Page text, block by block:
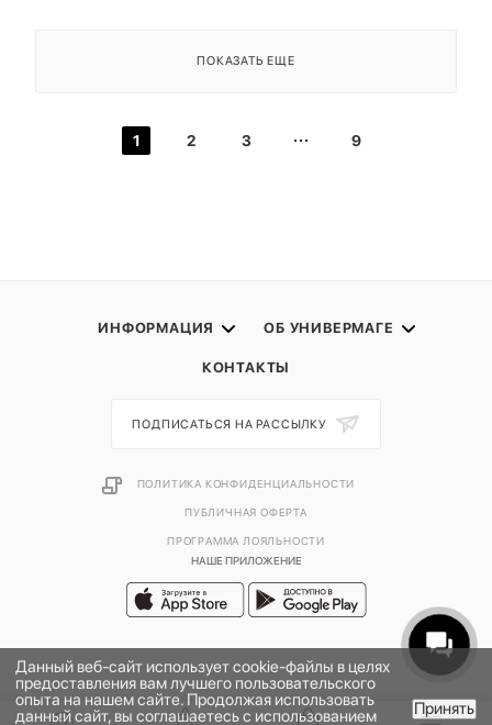
ПОКАЗАТЬ ЕЩЕ
1 2 3 9
ИНФОРМАЦИЯ ОБ УНИВЕРМАГЕ
КОНТАКТЫ
НАШЕ ПРИЛОЖЕНИЕ
ПОДПИСАТЬСЯ НА РАССЫЛКУ
ПОЛИТИКА КОНФИДЕНЦИАЛЬНОСТИ
ПУБЛИЧНАЯ ОФЕРТА
ПРОГРАММА ЛОЯЛЬНОСТИ
Данный веб-сайт использует cookie-файлы в целях
предоставления вам лучшего пользовательского
опыта на нашем сайте. Продолжая использовать
данный сайт, вы соглашаетесь с использованием
Принять